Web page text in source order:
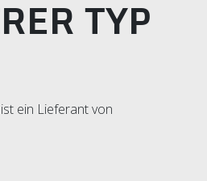
TYP
ein Lieferant von